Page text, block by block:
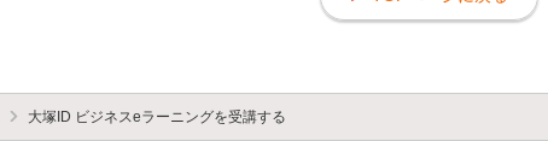
大塚ID ビジネスeラーニングを受講する